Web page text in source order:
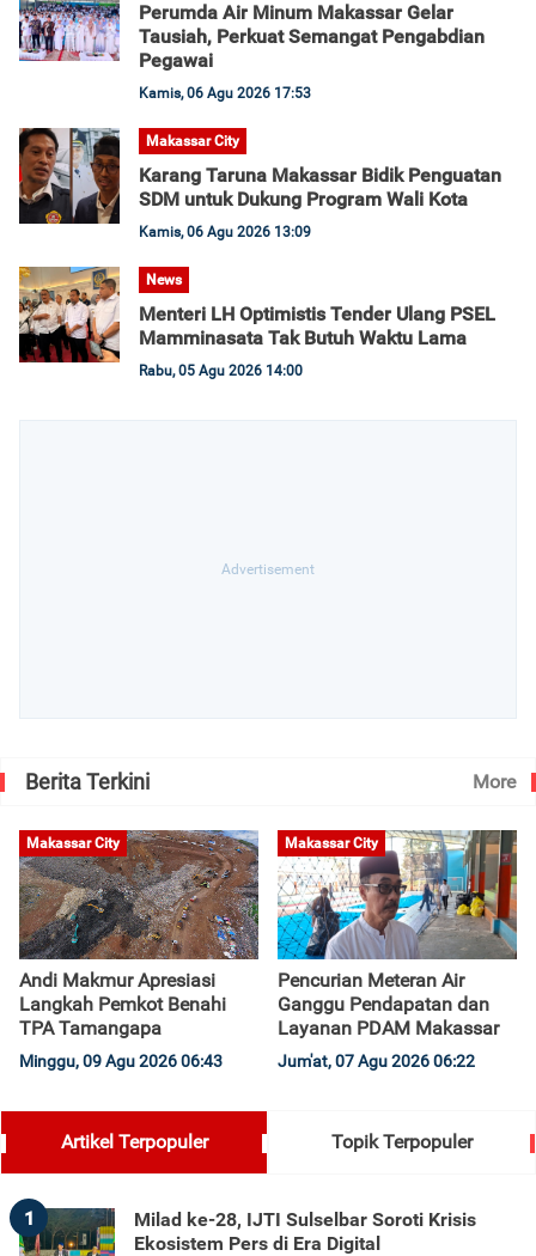
Perumda Air Minum Makassar Gelar
Tausiah, Perkuat Semangat Pengabdian
Pegawai
Kamis, 06 Agu 2026 17:53
Makassar City
Karang Taruna Makassar Bidik Penguatan
SDM untuk Dukung Program Wali Kota
Kamis, 06 Agu 2026 13:09
News
Menteri LH Optimistis Tender Ulang PSEL
Mamminasata Tak Butuh Waktu Lama
Rabu, 05 Agu 2026 14:00
Berita Terkini More
Makassar City
Andi Makmur Apresiasi
Langkah Pemkot Benahi
TPA Tamangapa
Minggu, 09 Agu 2026 06:43
Makassar City
Pencurian Meteran Air
Ganggu Pendapatan dan
Layanan PDAM Makassar
Jum'at, 07 Agu 2026 06:22
Artikel Terpopuler Topik Terpopuler
1
Milad ke-28, IJTI Sulselbar Soroti Krisis
Ekosistem Pers di Era Digital